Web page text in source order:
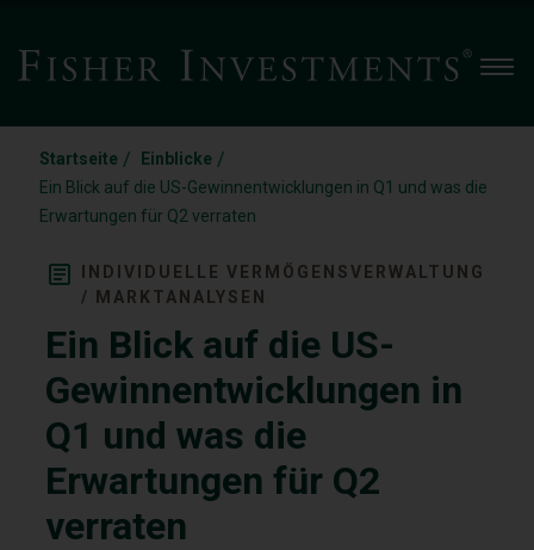
Startseite / Einblicke /
Ein Blick auf die US-Gewinnentwicklungen in Q1 und was die
Erwartungen für Q2 verraten
INDIVIDUELLE VERMÖGENSVERWALTUNG
/ MARKTANALYSEN
Ein Blick auf die US-
Gewinnentwicklungen in
Q1 und was die
Erwartungen für Q2
verraten